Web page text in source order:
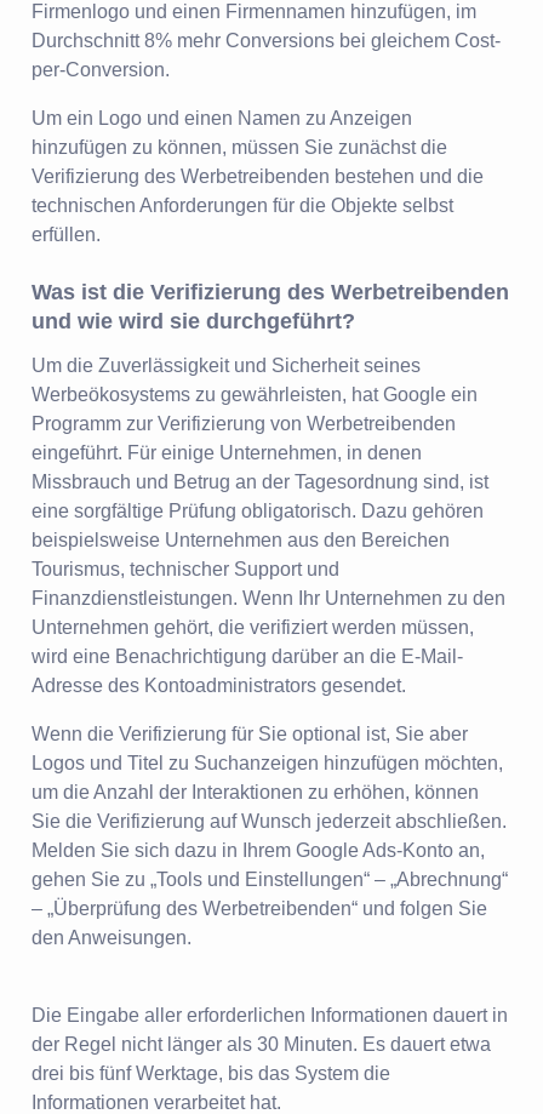
Firmenlogo und einen Firmennamen hinzufügen, im
Durchschnitt 8% mehr Conversions bei gleichem Cost-
per-Conversion.
Um ein Logo und einen Namen zu Anzeigen
hinzufügen zu können, müssen Sie zunächst die
Verifizierung des Werbetreibenden bestehen und die
technischen Anforderungen für die Objekte selbst
erfüllen.
Was ist die Verifizierung des Werbetreibenden
und wie wird sie durchgeführt?
Um die Zuverlässigkeit und Sicherheit seines
Werbeökosystems zu gewährleisten, hat Google ein
Programm zur Verifizierung von Werbetreibenden
eingeführt. Für einige Unternehmen, in denen
Missbrauch und Betrug an der Tagesordnung sind, ist
eine sorgfältige Prüfung obligatorisch. Dazu gehören
beispielsweise Unternehmen aus den Bereichen
Tourismus, technischer Support und
Finanzdienstleistungen. Wenn Ihr Unternehmen zu den
Unternehmen gehört, die verifiziert werden müssen,
wird eine Benachrichtigung darüber an die E-Mail-
Adresse des Kontoadministrators gesendet.
Wenn die Verifizierung für Sie optional ist, Sie aber
Logos und Titel zu Suchanzeigen hinzufügen möchten,
um die Anzahl der Interaktionen zu erhöhen, können
Sie die Verifizierung auf Wunsch jederzeit abschließen.
Melden Sie sich dazu in Ihrem Google Ads-Konto an,
gehen Sie zu „Tools und Einstellungen“ – „Abrechnung“
– „Überprüfung des Werbetreibenden“ und folgen Sie
den Anweisungen.
Die Eingabe aller erforderlichen Informationen dauert in
der Regel nicht länger als 30 Minuten. Es dauert etwa
drei bis fünf Werktage, bis das System die
Informationen verarbeitet hat.